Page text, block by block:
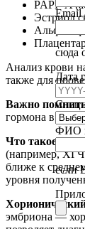
Email
сюда
Phone
Дата
ФИО
если
PAPP-A
Эстриол
Альфа –
Анализ крови
также для
Важно
гормона в
Что такое
(например, ХГЧ
ближе к
уровня
эмбриона —